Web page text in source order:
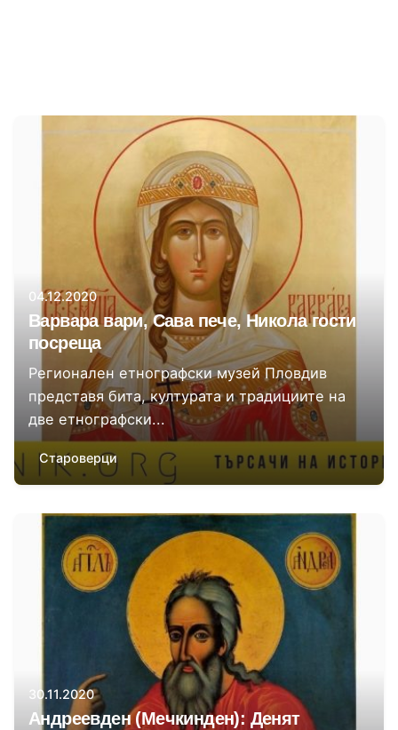
Автор
Регионален етнографски музей Пловдив
04.12.2020
Варвара вари, Сава пече, Никола гости
посреща
Регионален етнографски музей Пловдив
представя бита, културата и традициите на
две етнографски...
Староверци
Автор
regionalen-etnografski-muzej-plovdiv
30.11.2020
Андреевден (Мечкинден): Денят